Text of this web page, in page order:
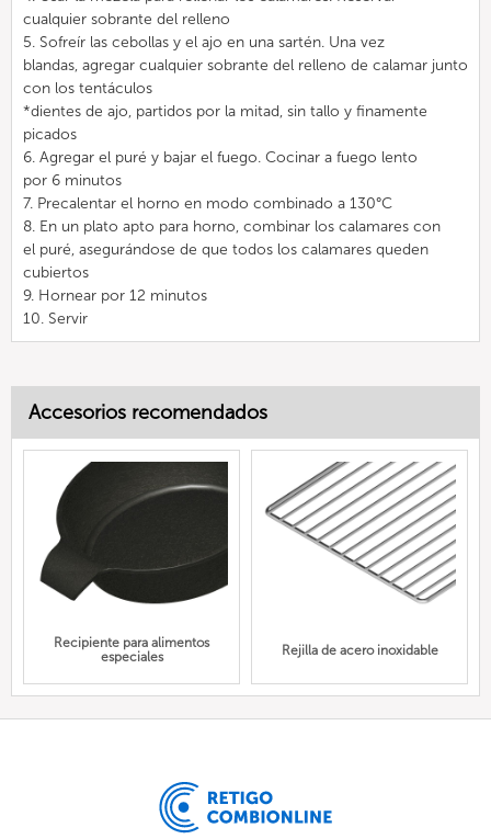
cualquier sobrante del relleno
5. Sofreír las cebollas y el ajo en una sartén. Una vez
blandas, agregar cualquier sobrante del relleno de calamar junto
con los tentáculos
*dientes de ajo, partidos por la mitad, sin tallo y finamente
picados
6. Agregar el puré y bajar el fuego. Cocinar a fuego lento
por 6 minutos
7. Precalentar el horno en modo combinado a 130°C
8. En un plato apto para horno, combinar los calamares con
el puré, asegurándose de que todos los calamares queden
cubiertos
9. Hornear por 12 minutos
10. Servir
Accesorios recomendados
Recipiente para alimentos
especiales
Rejilla de acero inoxidable